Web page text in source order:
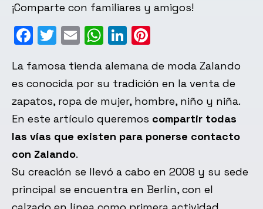
¡Comparte con familiares y amigos!
Facebook
Twitter
EmailWhatsApp
LinkedIn
La famosa tienda alemana de moda Zalando
es conocida por su tradición en la venta de
zapatos, ropa de mujer, hombre, niño y niña.
En este artículo queremos compartir todas
las vías que existen para ponerse contacto
con Zalando.
Su creación se llevó a cabo en 2008 y su sede
principal se encuentra en Berlín, con el